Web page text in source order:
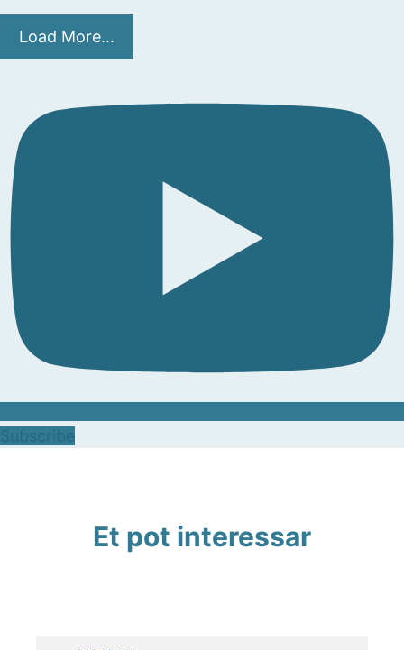
Load More...
Et pot interessar